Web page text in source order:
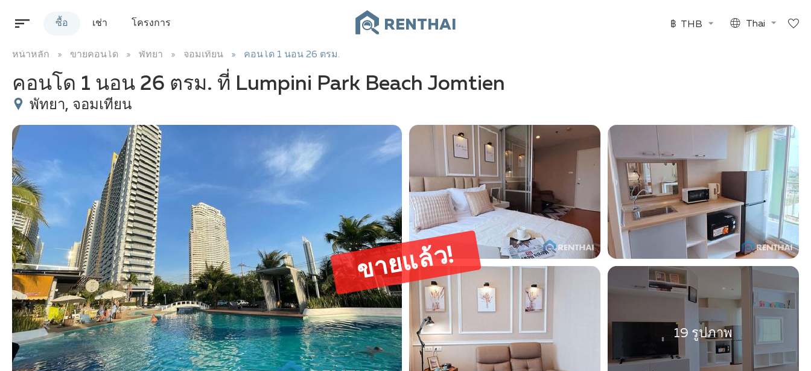
ซื้อ เช่า โครงการ RENTHAI ฿ THB Thai
หน้าหลัก ขายคอนโด พัทยา จอมเทียน คอนโด 1 นอน 26 ตรม.
คอนโด 1 นอน 26 ตรม. ที่ Lumpini Park Beach Jomtien
พัทยา, จอมเทียน
ขายแล้ว!
19 รูปภาพ